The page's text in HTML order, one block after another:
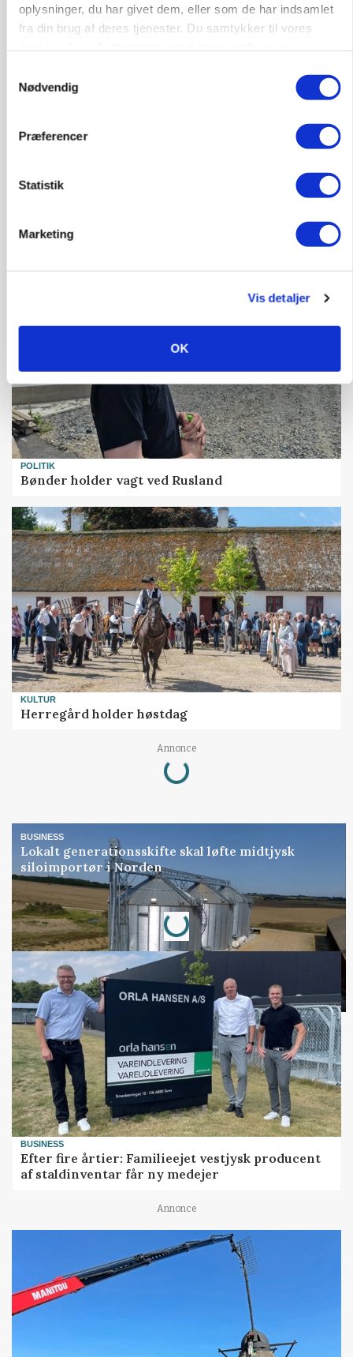
oplysninger, du har givet dem, eller som de har indsamlet
fra din brug af deres tjenester. Du samtykker til vores
Nødvendig
Præferencer
Statistik
Marketing
Vis detaljer
OK
MARKED
Høstpres kan sænke hvedeprisen yderligere
POLITIK
Bønder holder vagt ved Rusland
KULTUR
Herregård holder høstdag
Annonce
Loading...
BUSINESS
Lokalt generationsskifte skal løfte midtjysk
siloimportør i Norden
Annonce
Loading...
BUSINESS
Efter fire årtier: Familieejet vestjysk producent
af staldinventar får ny medejer
Annonce